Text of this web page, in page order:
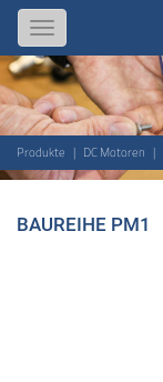
Toggle
navigation
Produkte DC Motoren
BAUREIHE PM1